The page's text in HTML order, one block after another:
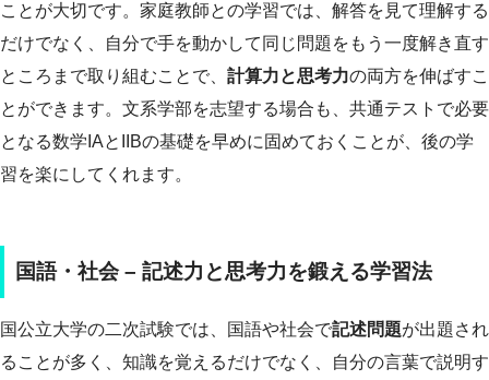
ことが大切です。家庭教師との学習では、解答を見て理解する
だけでなく、自分で手を動かして同じ問題をもう一度解き直す
ところまで取り組むことで、 計算力と思考力の両方を伸ばすこ
とができます。文系学部を志望する場合も、共通テストで必要
となる数学IAとIIBの基礎を早めに固めておくことが、後の学
習を楽にしてくれます。
国語・社会 – 記述力と思考力を鍛える学習法
国公立大学の二次試験では、国語や社会で記述問題が出題され
ることが多く、知識を覚えるだけでなく、自分の言葉で説明す